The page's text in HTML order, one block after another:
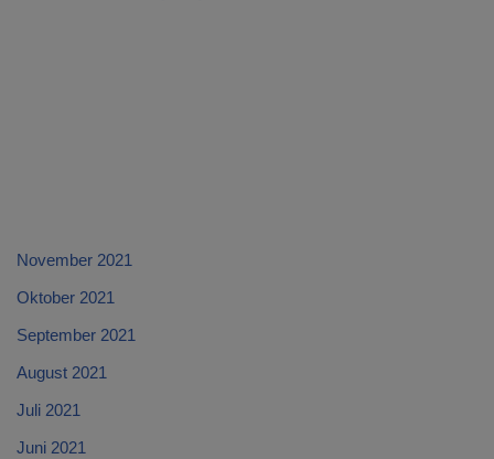
November 2021
Oktober 2021
September 2021
August 2021
Juli 2021
Juni 2021